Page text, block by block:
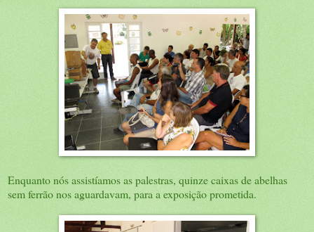
Enquanto nós assistíamos as palestras, quinze caixas de abelhas
sem ferrão nos aguardavam, para a exposição prometida.